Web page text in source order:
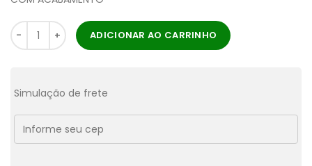
ADICIONAR AO CARRINHO
Simulação de frete